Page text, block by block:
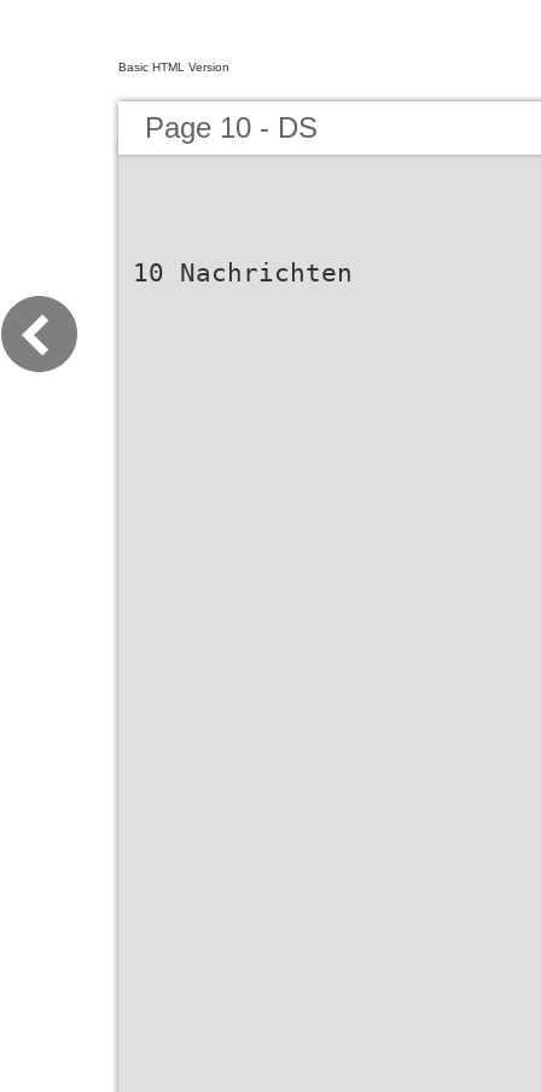
Basic HTML Version
Page 10 - DS
10 Nachrichten